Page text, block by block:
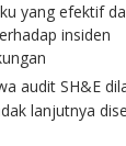
yang efektif
insiden
audit SH&E
lanjutnya